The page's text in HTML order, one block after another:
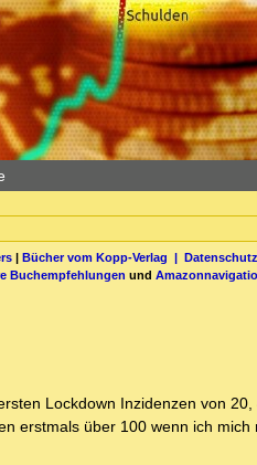
| Bücher vom Kopp-Verlag |
Buchempfehlungen und
Lockdown Inzidenzen von 20,
erstmals über 100 wenn ich mich